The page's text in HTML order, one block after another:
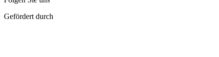
Gefördert durch